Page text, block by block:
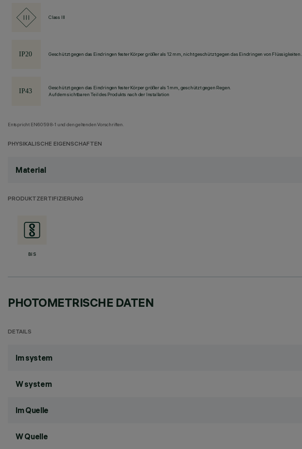
Class III
Geschützt gegen das Eindringen fester Körper größer als 12 mm, nicht geschützt gegen das Eindringen von Flüssigkeiten.
Geschützt gegen das Eindringen fester Körper größer als 1 mm, geschützt gegen Regen.
Auf dem sichtbaren Teil des Produkts nach der Installation
Entspricht EN60598-1 und den geltenden Vorschriften.
PHYSIKALISCHE EIGENSCHAFTEN
Material
PRODUKTZERTIFIZIERUNG
BIS
PHOTOMETRISCHE DATEN
DETAILS
lm system
W system
lm Quelle
W Quelle